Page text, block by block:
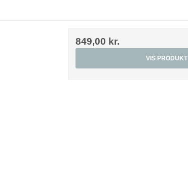
849,00 kr.
VIS PRODUKT